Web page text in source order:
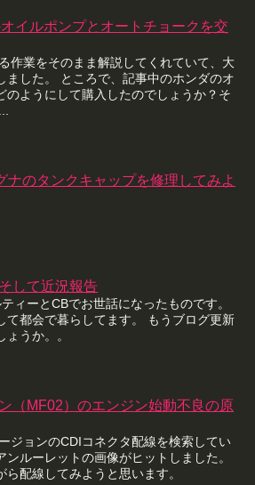
イルポンプとオートチョークを交
作業をそのまま解説してくれていて、大
ました。 ところで、記事中のホンダのオ
のようにして購入したのでしょうか？そ
ナのタンクキャップを修理してみよ
して近況報告
ィーとCBでお世話になったものです。
て都会で暮らしてます。 もうブログ更新
うか。。
（MF02）のエンジン始動不良の原
ジョンのCDIコネクタ配線を検索してい
ルーレットの画像がヒットしました。
配線してみようと思います。